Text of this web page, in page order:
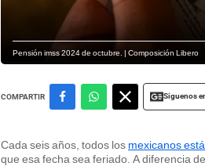
Pensión imss 2024 de octubre. | Composición Libero
COMPARTIR Siguenos
Cada seis años, todos los mexicanos
que esa fecha sea feriado. A diferencia